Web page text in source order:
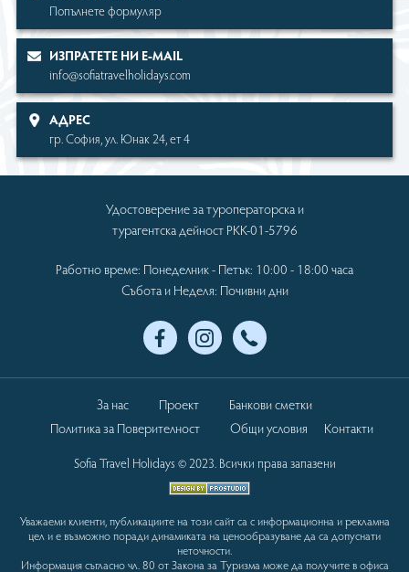
Попълнете формуляр
ИЗПРАТЕТЕ НИ Е-MAIL
info@sofiatravelholidays.com
АДРЕС
гр. София, ул. Юнак 24, ет 4
Удостоверение за туроператорска и
турагентска дейност РКК-01-5796
Работно време: Понеделник - Петък: 10:00 - 18:00 часа
Събота и Неделя: Почивни дни
За нас Проект
Банкови сметки
Политика за Поверителност
Общи условия Контакти
Sofia Travel Holidays © 2023. Всички права запазени
Уважаеми клиенти, публикациите на този сайт са с информационна и рекламна
цел и е възможно поради динамиката на ценообразуване да са допуснати
неточности.
Информация съгласно чл. 80 от Закона за Туризма може да получите в офиса